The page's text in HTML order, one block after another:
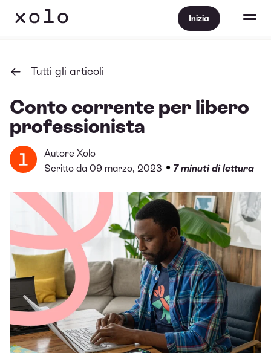
Inizia
Tutti gli articoli
Conto corrente per libero
professionista
Autore Xolo
Scritto da 09 marzo, 2023 • 7 minuti di lettura